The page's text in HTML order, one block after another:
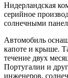
Нидерландская
серийное
солнечными
Автомобиль
капоте и крыше.
течение двух
Португалии и
инженеров,